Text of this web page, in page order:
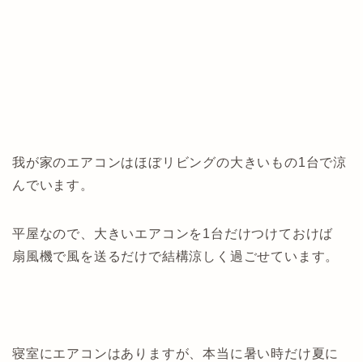
我が家のエアコンはほぼリビングの大きいもの1台で涼
んでいます。
平屋なので、大きいエアコンを1台だけつけておけば
扇風機で風を送るだけで結構涼しく過ごせています。
寝室にエアコンはありますが、本当に暑い時だけ夏に